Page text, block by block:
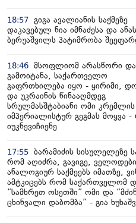
18:57 გიგა ავალიანის საქმეზე
დაკავებულ ნია იმნაძესა და
ბერუაშვილს პატიმრობა
18:46 მსოფლიომ არასწორი
გამოიტანა, საქართველო
გაფრთხილება იყო - ყირიმი,
და უკრაინის წინააღმდეგ
სრულმასშტაბიანი ომი კრემლის
იმპერიალისტურ გეგმას მოყვა -
იუკნევიჩიენე
17:55 ბარამიძის სისულელეზე
რომ აღიძრა, გავიგე, ველოდები
ანალოგიურ საქმეებს იმათზე,
ამტკიცებს რომ საქართველომ
“სამხრეთ ოსეთში” ომი და
ცხინვალი დაბომბა” - გია